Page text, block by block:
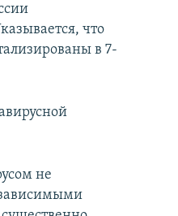
что
в 7-
не